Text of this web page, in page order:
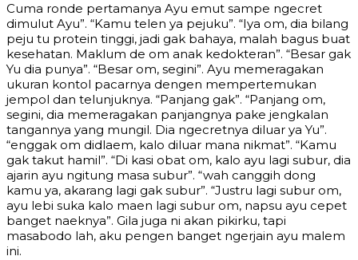
Cuma ronde pertamanya Ayu emut sampe ngecret
dimulut Ayu”. “Kamu telen ya pejuku”. “Iya om, dia bilang
peju tu protein tinggi, jadi gak bahaya, malah bagus buat
kesehatan. Maklum de om anak kedokteran”. “Besar gak
Yu dia punya”. “Besar om, segini”. Ayu memeragakan
ukuran kontol pacarnya dengen mempertemukan
jempol dan telunjuknya. “Panjang gak”. “Panjang om,
segini, dia memeragakan panjangnya pake jengkalan
tangannya yang mungil. Dia ngecretnya diluar ya Yu”.
“enggak om didlaem, kalo diluar mana nikmat”. “Kamu
gak takut hamil”. “Di kasi obat om, kalo ayu lagi subur, dia
ajarin ayu ngitung masa subur”. “wah canggih dong
kamu ya, akarang lagi gak subur”. “Justru lagi subur om,
ayu lebi suka kalo maen lagi subur om, napsu ayu cepet
banget naeknya”. Gila juga ni akan pikirku, tapi
masabodo lah, aku pengen banget ngerjain ayu malem
ini.